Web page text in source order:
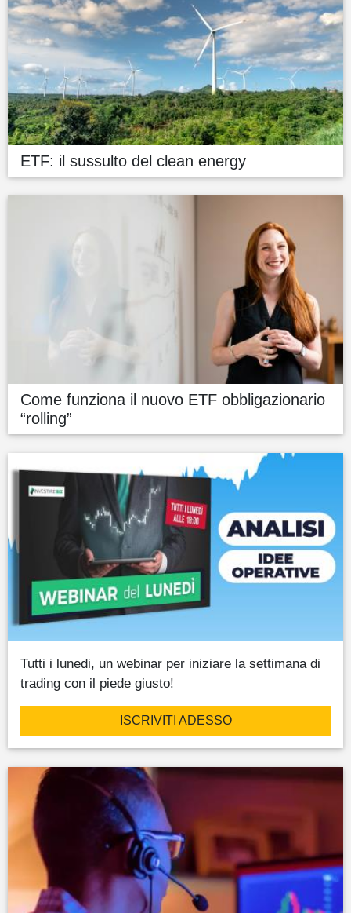
ETF: il sussulto del clean energy
Come funziona il nuovo ETF obbligazionario
“rolling”
Tutti i lunedi, un webinar per iniziare la settimana di
trading con il piede giusto!
ISCRIVITI ADESSO